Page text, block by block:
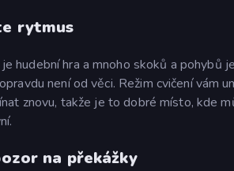
rytmus
hudební hra a mnoho skoků a pohybů
není od věci. Režim cvičení vám
znovu, takže je to dobré místo, kde
na překážky